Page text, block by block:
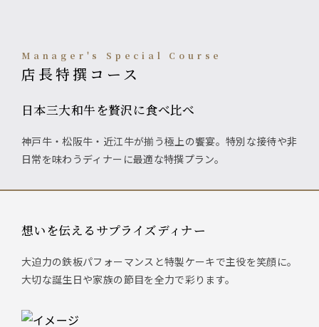
Manager's Special Course
店長特撰コース
日本三大和牛を贅沢に食べ比べ
神戸牛・松阪牛・近江牛が揃う極上の饗宴。特別な接待や非
日常を味わうディナーに最適な特撰プラン。
想いを伝えるサプライズディナー
大迫力の鉄板パフォーマンスと特製ケーキで主役を笑顔に。
大切な誕生日や家族の節目を全力で彩ります。